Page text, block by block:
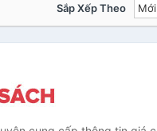
Sắp Xếp Theo